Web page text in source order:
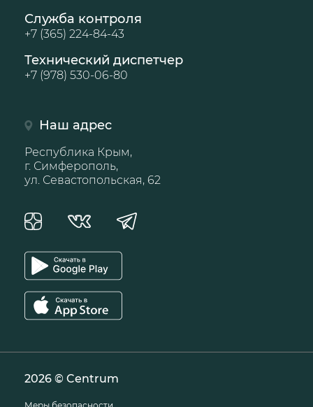
Служба контроля
+7 (365) 224-84-43
Технический диспетчер
+7 (978) 530-06-80
Наш адрес
Республика Крым,
г. Симферополь,
ул. Севастопольская, 62
2026 © Centrum